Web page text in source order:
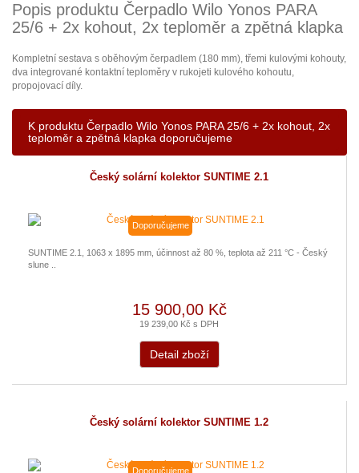
Popis produktu Čerpadlo Wilo Yonos PARA
25/6 + 2x kohout, 2x teploměr a zpětná klapka
Kompletní sestava s oběhovým čerpadlem (180 mm), třemi kulovými kohouty,
dva integrované kontaktní teploměry v rukojeti kulového kohoutu,
propojovací díly.
K produktu Čerpadlo Wilo Yonos PARA 25/6 + 2x kohout, 2x
teploměr a zpětná klapka doporučujeme
Český solární kolektor SUNTIME 2.1
Doporučujeme
SUNTIME 2.1, 1063 x 1895 mm, účinnost až 80 %, teplota až 211 °C - Český
slune ..
15 900,00 Kč
19 239,00 Kč s DPH
Detail zboží
Český solární kolektor SUNTIME 1.2
Doporučujeme